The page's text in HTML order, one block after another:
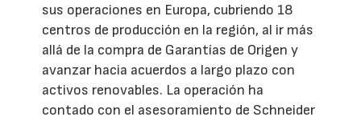
sus operaciones en Europa, cubriendo 18
centros de producción en la región, al ir más
allá de la compra de Garantías de Origen y
avanzar hacia acuerdos a largo plazo con
activos renovables. La operación ha
contado con el asesoramiento de Schneider